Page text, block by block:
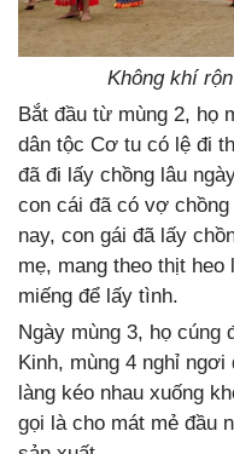
Không khí
Bắt đầu từ mùng 2, họ
dân tộc Cơ tu có lệ đi
đã đi lấy chồng lâu
con cái đã có vợ
nay, con gái đã lấy
mẹ, mang theo thịt
miếng để lấy tình.
Ngày mùng 3, họ cúng
Kinh, mùng 4 nghỉ
làng kéo nhau xuống
gọi là cho mát mẻ đầu